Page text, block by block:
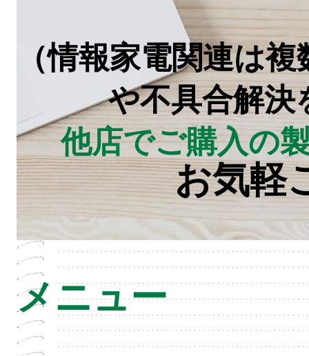
（情報家電関連は
や不具合解決
他店でご購入の
お気軽
メニュー